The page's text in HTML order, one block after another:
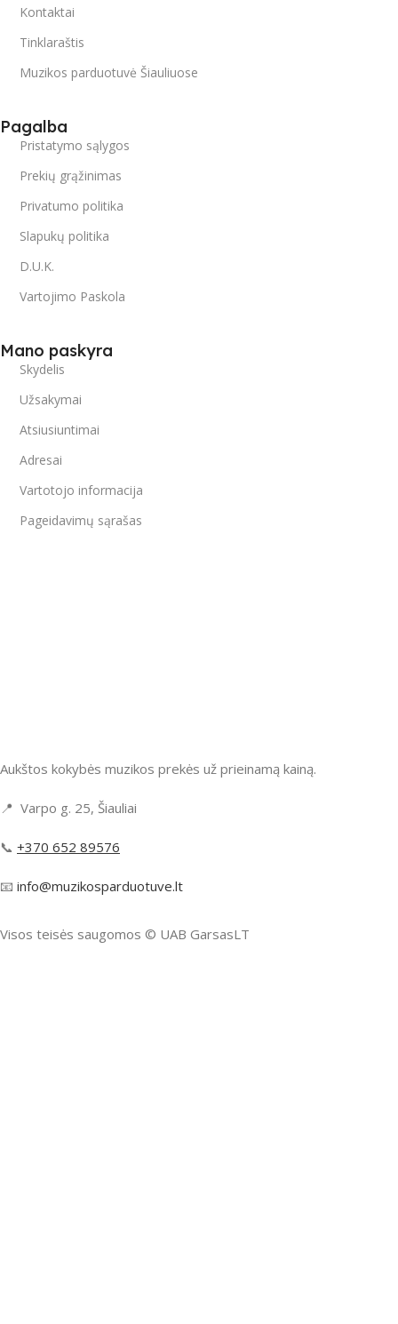
Kontaktai
Tinklaraštis
Muzikos parduotuvė Šiauliuose
Pagalba
Pristatymo sąlygos
Prekių grąžinimas
Privatumo politika
Slapukų politika
D.U.K.
Vartojimo Paskola
Mano paskyra
Skydelis
Užsakymai
Atsiusiuntimai
Adresai
Vartotojo informacija
Pageidavimų sąrašas
Aukštos kokybės muzikos prekės už prieinamą kainą.
📍 Varpo g. 25, Šiauliai
📞 +370 652 89576
📧 info@muzikosparduotuve.lt
Visos teisės saugomos ©️ UAB GarsasLT